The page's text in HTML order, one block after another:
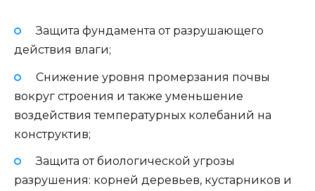
Защита фундамента от разрушающего
действия влаги;
Снижение уровня промерзания почвы
вокруг строения и также уменьшение
воздействия температурных колебаний на
конструктив;
Защита от биологической угрозы
разрушения: корней деревьев, кустарников и